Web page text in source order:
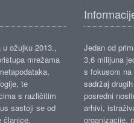
ožujku 2013.,
mrežama
te
s različitim
sastoji se od
članice.
Jedan od
3,6 milijuna
s fokusom
sadržaj
posredni
arhivi,
organizacije,